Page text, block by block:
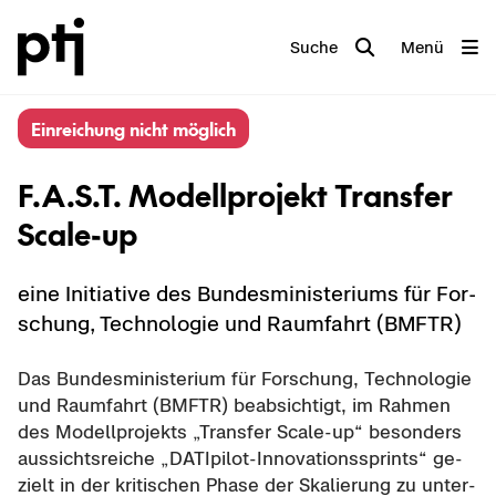
Suche Menü
Ein­rei­chung nicht mög­lich
F.A.S.T. Mo­dell­pro­jekt Trans­fer
Scale-​up
eine In­itia­ti­ve des Bun­des­mi­nis­te­ri­ums für For­
schung, Tech­no­lo­gie und Raum­fahrt (BMFTR)
Das Bun­des­mi­nis­te­ri­um für For­schung, Tech­no­lo­gie
und Raum­fahrt (BMFTR) be­ab­sich­tigt, im Rah­men
des Mo­dell­pro­jekts „Trans­fer Scale-​up“ be­son­ders
aus­sichts­rei­che „DATIpilot-​Innovationssprints“ ge­
zielt in der kri­ti­schen Phase der Ska­lie­rung zu un­ter­